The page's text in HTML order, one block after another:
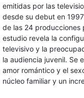
emitidas por las
desde su debut en
de las 24 producciones
estudio revela la
televisivo y la
la audiencia juvenil. Se
amor romántico y el
núcleo familiar y un